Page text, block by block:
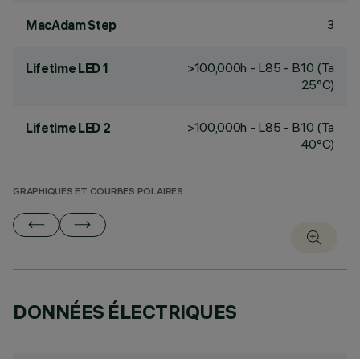
MacAdam Step 3
Lifetime LED 1
>100,000h - L85 - B10 (Ta
25°C)
Lifetime LED 2
>100,000h - L85 - B10 (Ta
40°C)
GRAPHIQUES ET COURBES POLAIRES
DONNÉES ÉLECTRIQUES